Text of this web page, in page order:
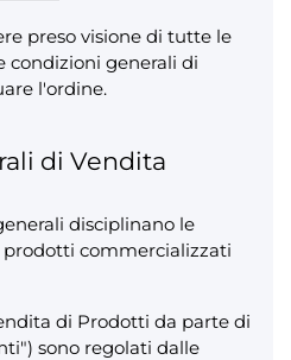
preso visione di tutte le
condizioni generali di
l'ordine.
di Vendita
disciplinano le
commercializzati
di Prodotti da parte di
sono regolati dalle